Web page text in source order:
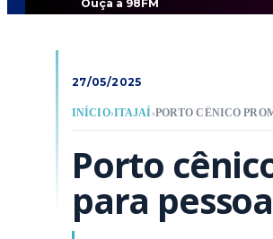
Ouça a 98FM
27/05/2025
INÍCIO›ITAJAÍ ›
Porto
para